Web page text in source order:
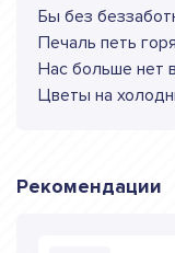
Бы без
Печаль петь
Нас больше нет
Цветы на
Рекомендации